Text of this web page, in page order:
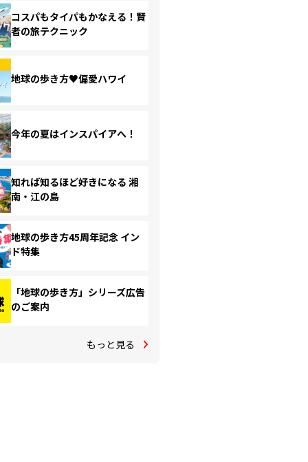
コスパもタイパもかなえる！賢
者の旅テクニック
地球の歩き方♥偏愛ハワイ
今年の夏はインスパイアへ！
知れば知るほど好きになる 湘
南・江の島
地球の歩き方45周年記念 イン
ド特集
「地球の歩き方」シリーズ広告
のご案内
もっと見る